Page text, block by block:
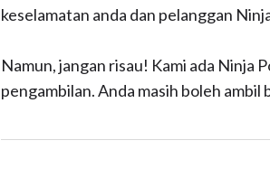
keselamatan anda dan pelanggan
Namun, jangan risau! Kami ada Ninja
pengambilan. Anda masih boleh ambil